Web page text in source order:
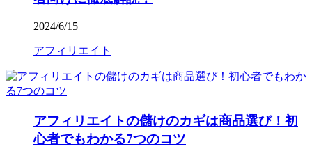
2024/6/15
アフィリエイト
アフィリエイトの儲けのカギは商品選び！初
心者でもわかる7つのコツ